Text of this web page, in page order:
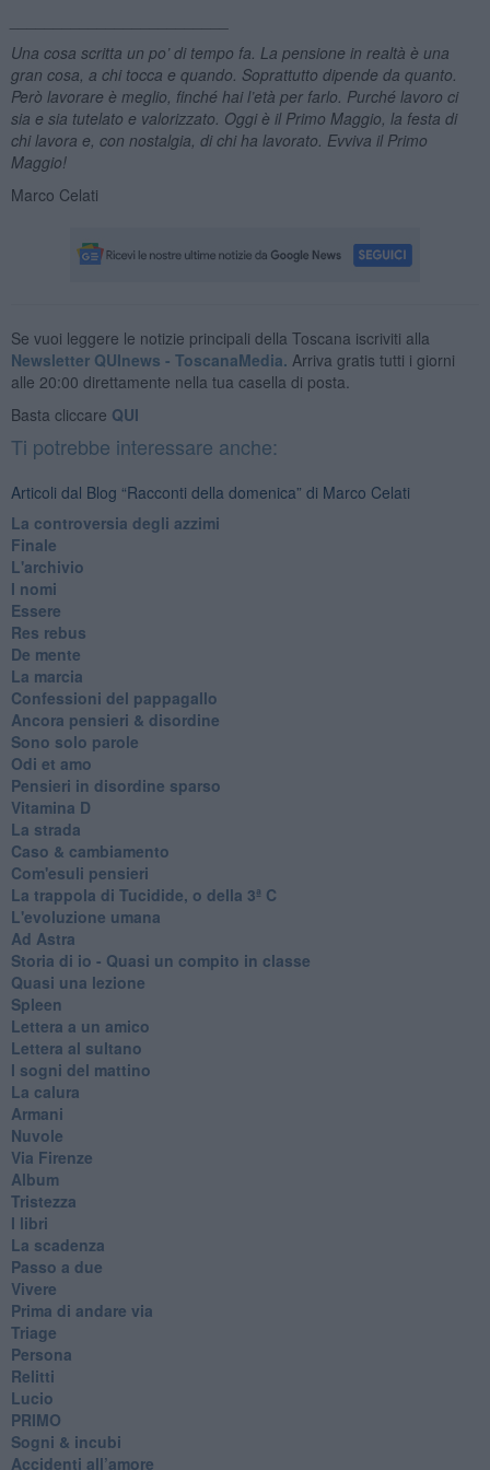
Una cosa scritta un po’ di tempo fa. La pensione in realtà è una
gran cosa, a chi tocca e quando. Soprattutto dipende da quanto.
Però lavorare è meglio, finché hai l’età per farlo. Purché lavoro ci
sia e sia tutelato e valorizzato. Oggi è il Primo Maggio, la festa di
chi lavora e, con nostalgia, di chi ha lavorato. Evviva il Primo
Maggio!
Marco Celati
Se vuoi leggere le notizie principali della Toscana iscriviti alla
Newsletter QUInews - ToscanaMedia. Arriva gratis tutti i giorni
alle 20:00 direttamente nella tua casella di posta.
Basta cliccare QUI
Ti potrebbe interessare anche:
Articoli dal Blog “Racconti della domenica” di Marco Celati
La controversia degli azzimi
Finale
L'archivio
I nomi
Essere
Res rebus
De mente
La marcia
Confessioni del pappagallo
Ancora pensieri & disordine
Sono solo parole
Odi et amo
Pensieri in disordine sparso
Vitamina D
La strada
Caso & cambiamento
Com'esuli pensieri
La trappola di Tucidide, o della 3ª C
L'evoluzione umana
Ad Astra
Storia di io - Quasi un compito in classe
Quasi una lezione
Spleen
Lettera a un amico
Lettera al sultano
I sogni del mattino
La calura
Armani
Nuvole
Via Firenze
Album
Tristezza
I libri
La scadenza
Passo a due
Vivere
Prima di andare via
Triage
Persona
Relitti
Lucio
PRIMO
Sogni & incubi
Accidenti all’amore